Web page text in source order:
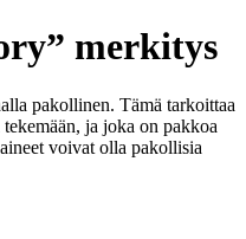
merkitys
pakollinen. Tämä tarkoittaa
ja joka on pakkoa
voivat olla pakollisia